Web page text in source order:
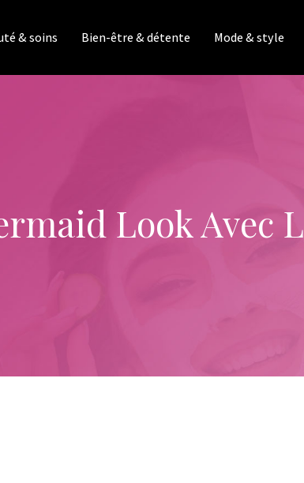
& soins Bien-être & détente Mode & style
Look Avec